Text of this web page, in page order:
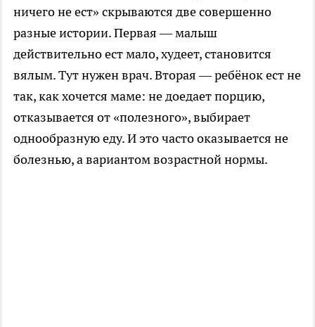
ничего не ест» скрываются две совершенно
разные истории. Первая — малыш
действительно ест мало, худеет, становится
вялым. Тут нужен врач. Вторая — ребёнок ест не
так, как хочется маме: не доедает порцию,
отказывается от «полезного», выбирает
однообразную еду. И это часто оказывается не
болезнью, а вариантом возрастной нормы.